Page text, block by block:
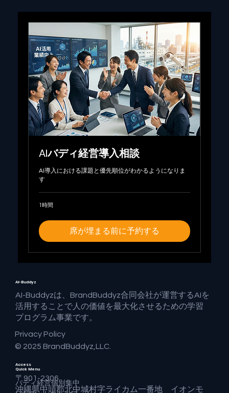
AIバディ経営導入相談
AI導入における課題と優先順位がわかるようになりま
す
1時間
席が埋まる前に予約する
AI-Buddyz
AI-Buddyzは、BrandBuddyz合同会社が運営するAIを
活用することで人の価値を最大化させるための学習
プログラム事業です。
Privacy Policy
© 2025 BrandBuddyz,LLC.
Access
〒901-2306
沖縄県中頭郡北中城村字ライカム一番地 イオンモ
Quick Menu
バディ経営個別集中